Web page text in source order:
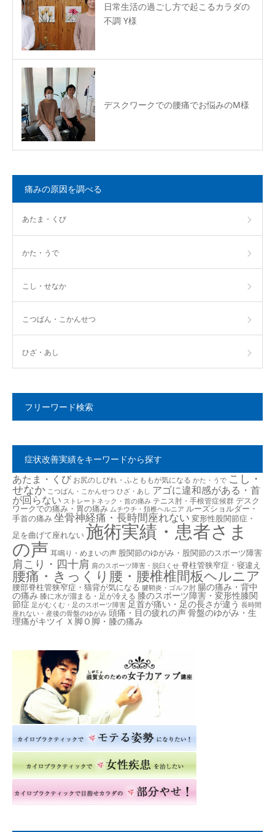
日常生活の過ごし方で起こるカラダの
不調 Y様
デスクワークでの腰痛でお悩みのM様
痛みの原因を調べる
あたま・くび
かた・うで
こし・せなか
こつばん・こかんせつ
ひざ・あし
フリーワード検索
症状改善実績をキーワードから探す
あたま・くび お尻のしびれ・ふとももが気になる かた・うで こし・
せなか こつばん・こかんせつ ひざ・あし アゴに違和感がある・首
が回らない ストレートネック・首の痛み テニス肘・手根管症候群デスク
ワークでの痛み・胃の痛み ムチウチ・頚椎ヘルニア ルーズショルダー・
手首の痛み坐骨神経痛・長時間座れない 変形性股関節症・
足を曲げて座れない施術実績・患者さま
の声 耳鳴り・めまいの声 股関節のゆがみ・股関節のスポーツ障害
肩こり・四十肩 肩のスポーツ障害・脱臼くせ 脊柱管狭窄症・寝違え
腰痛・きっくり腰・腰椎椎間板ヘルニア
腰部脊柱管狭窄症・猫背が気になる 腱鞘炎・ゴルフ肘 腸の痛み・背中
の痛み 膝に水が溜まる・足が冷える 膝のスポーツ障害・変形性膝関
節症 足がむくむ・足のスポーツ障害 足首が痛い・足の長さが違う 長時間
座れない・産後の骨盤のゆがみ 頭痛・目の疲れの声骨盤のゆがみ・生
理痛がキツイ Ｘ脚Ｏ脚・膝の痛み